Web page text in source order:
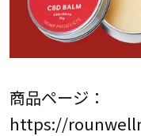
商品ページ：
https://